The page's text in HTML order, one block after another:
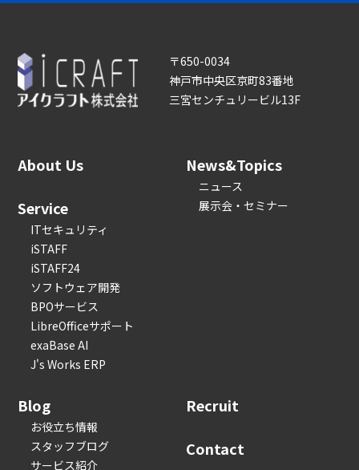
〒650-0034
神戸市中央区京町83番地
三宮センチュリービル13F
About Us
Service
ITセキュリティ
iSTAFF
iSTAFF24
ソフトウェア開発
BPOサービス
LibreOfficeサポート
exaBase AI
J's Works ERP
News&Topics
ニュース
展示会・セミナー
Blog
お役立ち情報
スタッフブログ
サービス紹介
Recruit
Contact